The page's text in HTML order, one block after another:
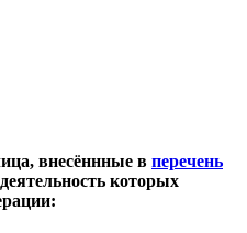
внесённные в перечень
которых